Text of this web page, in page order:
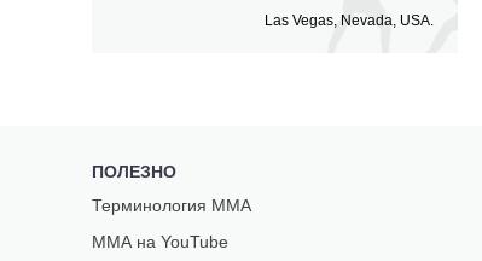
Las Vegas, Nevada, USA.
ПОЛЕЗНО
Терминология ММА
ММА на YouTube